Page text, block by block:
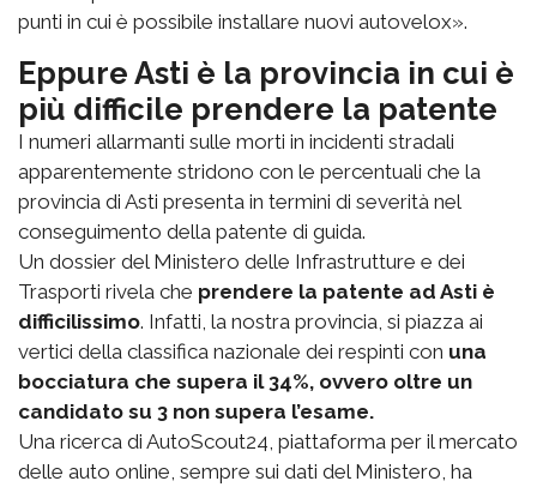
punti in cui è possibile installare nuovi autovelox».
Eppure Asti è la provincia in cui è
più difficile prendere la patente
I numeri allarmanti sulle morti in incidenti stradali
apparentemente stridono con le percentuali che la
provincia di Asti presenta in termini di severità nel
conseguimento della patente di guida.
Un dossier del Ministero delle Infrastrutture e dei
Trasporti rivela che prendere la patente ad Asti è
difficilissimo. Infatti, la nostra provincia, si piazza ai
vertici della classifica nazionale dei respinti con una
bocciatura che supera il 34%, ovvero oltre un
candidato su 3 non supera l’esame.
Una ricerca di AutoScout24, piattaforma per il mercato
delle auto online, sempre sui dati del Ministero, ha